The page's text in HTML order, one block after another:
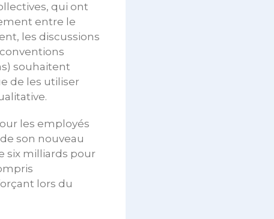
qui ont
entre le
les discussions
souhaitent
de les utiliser
les employés
son nouveau
six milliards pour
lors du